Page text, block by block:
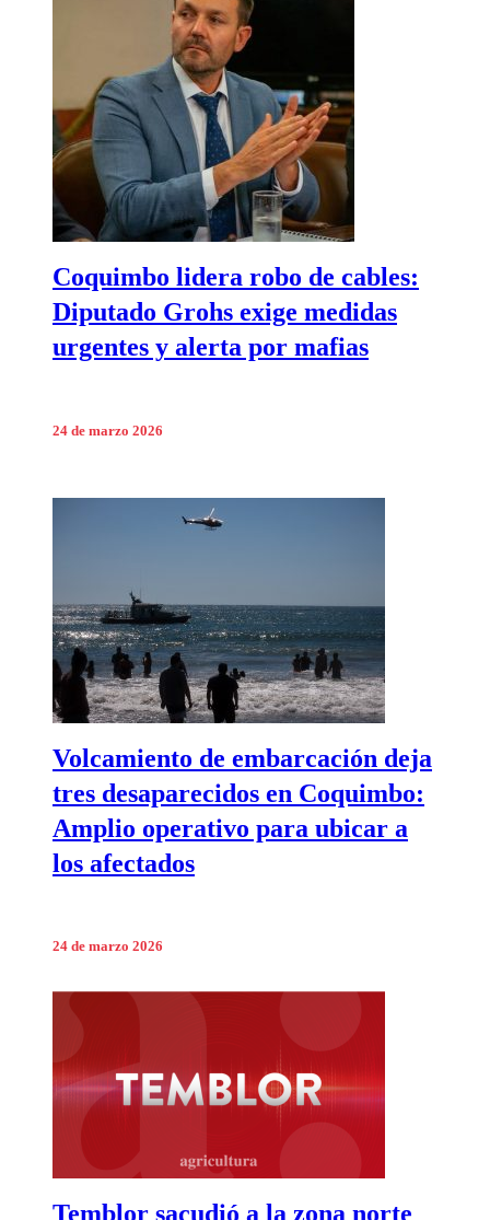
Coquimbo lidera robo de cables:
Diputado Grohs exige medidas
urgentes y alerta por mafias
24 de marzo 2026
Volcamiento de embarcación deja
tres desaparecidos en Coquimbo:
Amplio operativo para ubicar a
los afectados
24 de marzo 2026
Temblor sacudió a la zona norte